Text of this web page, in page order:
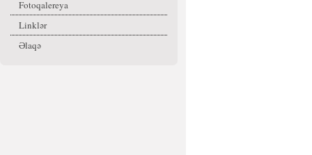
Fotoqalereya
Linklər
Əlaqə